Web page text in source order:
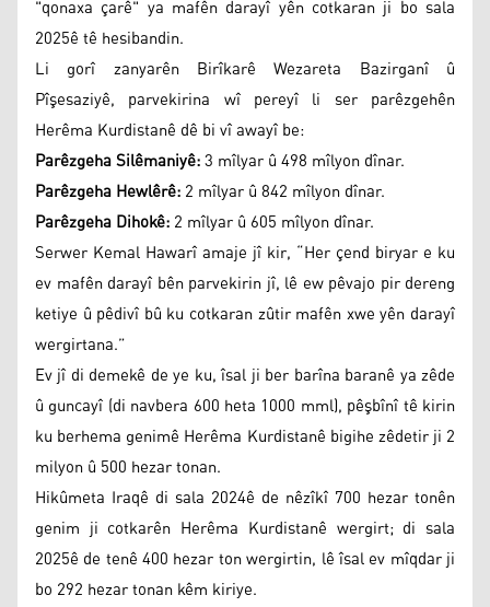
"qonaxa çarê" ya mafên darayî yên cotkaran ji bo sala
2025ê tê hesibandin.
Li gorî zanyarên Birîkarê Wezareta Bazirganî û
Pîşesaziyê, parvekirina wî pereyî li ser parêzgehên
Herêma Kurdistanê dê bi vî awayî be:
Parêzgeha Silêmaniyê:3 mîlyar û 498 mîlyon dînar.
Parêzgeha Hewlêrê:2 mîlyar û 842 mîlyon dînar.
Parêzgeha Dihokê:2 mîlyar û 605 mîlyon dînar.
Serwer Kemal Hawarî amaje jî kir, “Her çend biryar e ku
ev mafên darayî bên parvekirin jî, lê ew pêvajo pir dereng
ketiye û pêdivî bû ku cotkaran zûtir mafên xwe yên darayî
wergirtana.”
Ev jî di demekê de ye ku, îsal ji ber barîna baranê ya zêde
û guncayî (di navbera 600 heta 1000 mml), pêşbînî tê kirin
ku berhema genimê Herêma Kurdistanê bigihe zêdetir ji 2
milyon û 500 hezar tonan.
Hikûmeta Iraqê di sala 2024ê de nêzîkî 700 hezar tonên
genim ji cotkarên Herêma Kurdistanê wergirt; di sala
2025ê de tenê 400 hezar ton wergirtin, lê îsal ev mîqdar ji
bo 292 hezar tonan kêm kiriye.